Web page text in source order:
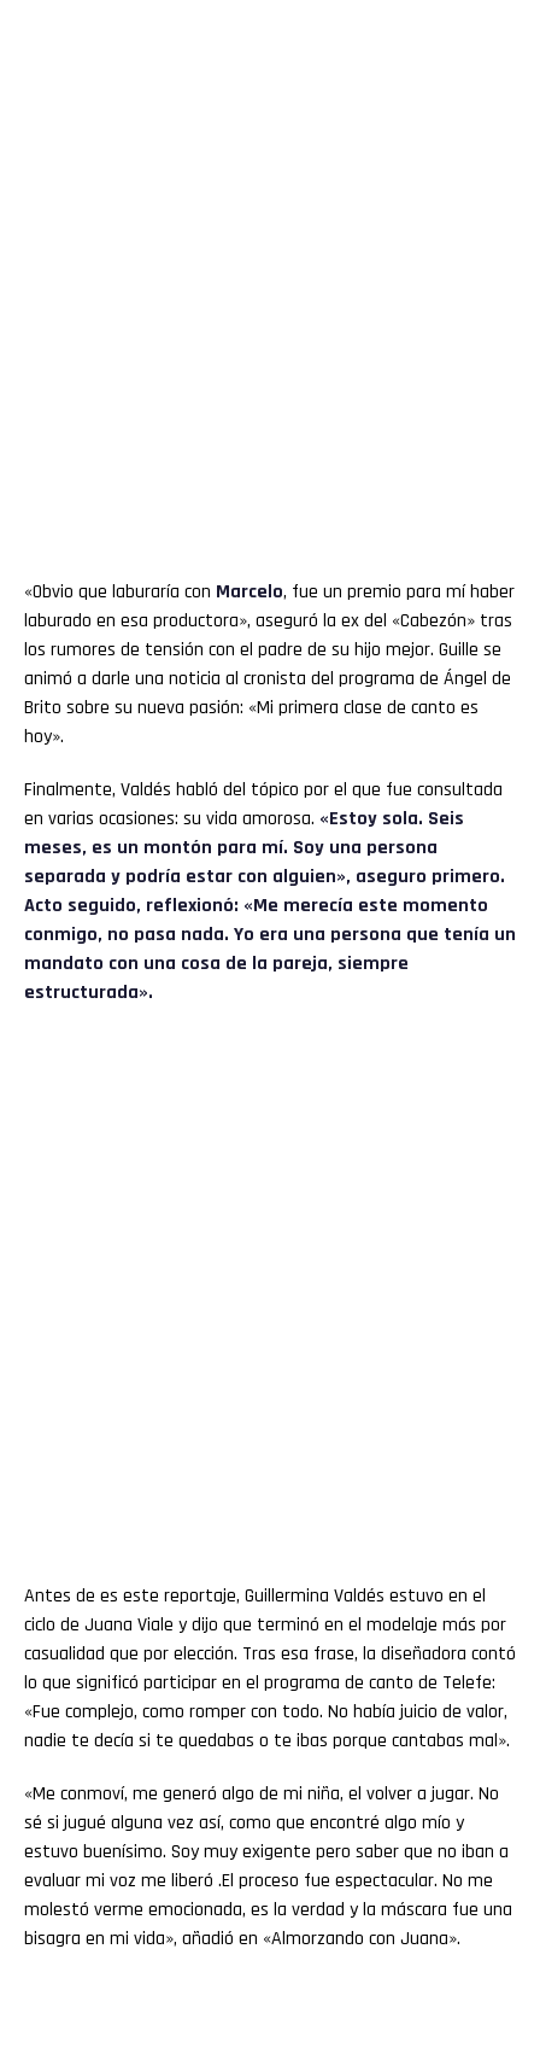
«Obvio que laburaría con Marcelo, fue un premio para mí haber
laburado en esa productora», aseguró la ex del «Cabezón» tras
los rumores de tensión con el padre de su hijo mejor. Guille se
animó a darle una noticia al cronista del programa de Ángel de
Brito sobre su nueva pasión: «Mi primera clase de canto es
hoy».
Finalmente, Valdés habló del tópico por el que fue consultada
en varias ocasiones: su vida amorosa. «Estoy sola. Seis
meses, es un montón para mí. Soy una persona
separada y podría estar con alguien», aseguro primero.
Acto seguido, reflexionó: «Me merecía este momento
conmigo, no pasa nada. Yo era una persona que tenía un
mandato con una cosa de la pareja, siempre
estructurada».
Antes de es este reportaje, Guillermina Valdés estuvo en el
ciclo de Juana Viale y dijo que terminó en el modelaje más por
casualidad que por elección. Tras esa frase, la diseñadora contó
lo que significó participar en el programa de canto de Telefe:
«Fue complejo, como romper con todo. No había juicio de valor,
nadie te decía si te quedabas o te ibas porque cantabas mal».
«Me conmoví, me generó algo de mi niña, el volver a jugar. No
sé si jugué alguna vez así, como que encontré algo mío y
estuvo buenísimo. Soy muy exigente pero saber que no iban a
evaluar mi voz me liberó .El proceso fue espectacular. No me
molestó verme emocionada, es la verdad y la máscara fue una
bisagra en mi vida», añadió en «Almorzando con Juana».